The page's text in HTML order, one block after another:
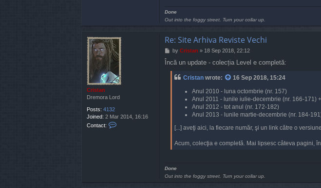
r
s
a
n
Done
Out into the foggy street. Turn your collar up.
Cristan
Dremora Lord
Posts: 4132
Joined: 2 Mar 2014, 16:16
Contact:
Re: Site Arhiva Reviste Vechi
P
s
t
by Cristan » 18 Sep 2018, 22:12
Încă un update - colecția Level e completă:
Cristan wrote:
16 Sep 2018, 15:24
Anul 2010 - luna octombrie (nr. 157)
Anul 2011 - lunile iulie-decembrie (nr. 166-171)
Anul 2012 - tot anul (nr. 172-182)
Anul 2013 - lunile martie-decembrie (nr. 184-
[...] aveţi aici, la fiecare număr, şi un link către o
Acum, colecţia e completă. Mai lipsesc câteva pagini,
Done
Out into the foggy street. Turn your collar up.